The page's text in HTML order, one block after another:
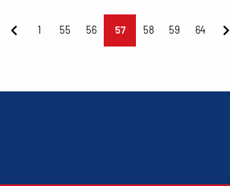
1 55 56 57 58 59 64